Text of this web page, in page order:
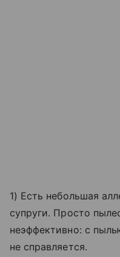
1) Есть небольшая
супруги. Просто
неэффективно: с
не справляется.